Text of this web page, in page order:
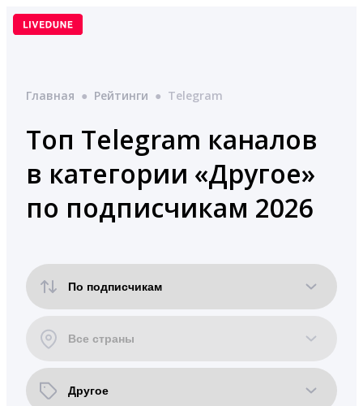
Перейти
Главная ● Рейтинги ● Telegram
Топ Telegram каналов
в категории «Другое»
по подписчикам 2026